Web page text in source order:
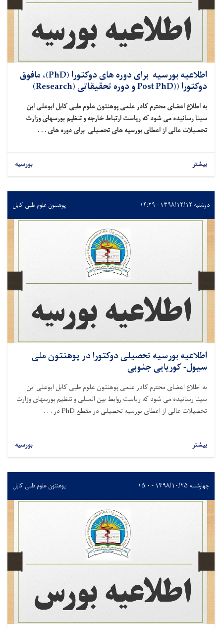
اطلاعیه بورسیه برای دوره های دوکتورا (PhD)، مافوق
دوکتورا ((Post PhD و دوره تحقیقاتی (Research)
به اطلاع اعضای محترم کادر علمی پوهنتون علوم طبی کابل ابوعلی ابن
سینا رسانیده میشودکه ریاست ارتباط خارجه و تنظیم بورسهای وزارت
تحصیلات عالی از اعطای بورسیه های تحصیلی برای دوره های . . .
بیشتر بورسیه
دوشنبه ۱۳۹۸/۱۲/۱۲ - ۱۴:۲۹ پوهنتون علوم طبی کابل
اطلاعیه بورسیه تحصیلی دوکتورا در پوهنتون ملی
سیول- کوریایی جنوبی
به اطلاع اعضای محترم کادر علمی پوهنتون علوم طبی کابل ابوعلی ابن
سینا رسانیده می شود که ریاست روابط بین المللی و تنظیم بورسهای وزارت
تحصیلات عالی از اعطای بورسیه تحصیلی در مقطع PhDدر . . .
بیشتر بورسیه
چهارشنبه ۱۳۹۸/۱۰/۲۵ - ۱۵:۰ پوهنتون علوم طبی کابل